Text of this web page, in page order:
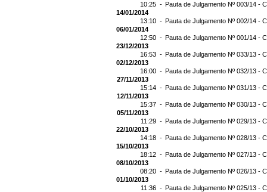
10:25 - Pauta de Julgamento Nº 003/14 -
14/01/2014
13:10 - Pauta de Julgamento Nº 002/14 -
06/01/2014
12:50 - Pauta de Julgamento Nº 001/14 -
23/12/2013
16:53 - Pauta de Julgamento Nº 033/13 -
02/12/2013
16:00 - Pauta de Julgamento Nº 032/13 -
27/11/2013
15:14 - Pauta de Julgamento Nº 031/13 -
12/11/2013
15:37 - Pauta de Julgamento Nº 030/13 -
05/11/2013
11:29 - Pauta de Julgamento Nº 029/13 -
22/10/2013
14:18 - Pauta de Julgamento Nº 028/13 -
15/10/2013
18:12 - Pauta de Julgamento Nº 027/13 -
08/10/2013
08:20 - Pauta de Julgamento Nº 026/13 -
01/10/2013
11:36 - Pauta de Julgamento Nº 025/13 -